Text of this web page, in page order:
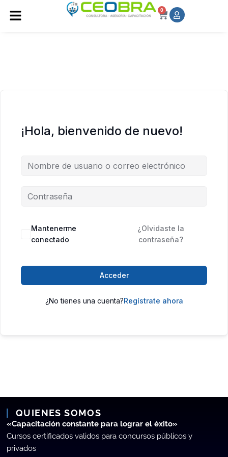
0
¡Hola, bienvenido de nuevo!
Mantenerme
conectado
¿Olvidaste la
contraseña?
Acceder
¿No tienes una cuenta?Regístrate ahora
QUIENES SOMOS
«Capacitación constante para lograr el éxito»
Cursos certificados validos para concursos públicos y
privados